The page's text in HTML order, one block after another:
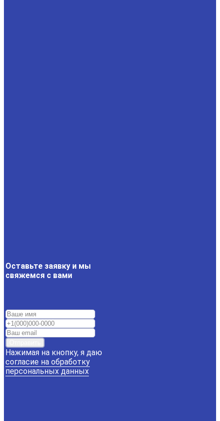
Оставьте заявку и мы
свяжемся с вами
Нажимая на кнопку, я даю
согласие на обработку
персональных данных